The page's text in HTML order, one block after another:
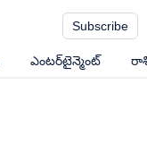
Subscribe
ఎంటర్‌టైన్మెంట్